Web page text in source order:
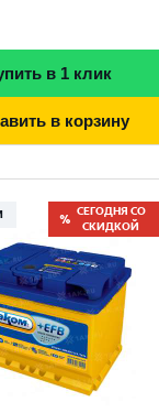
в 1 клик
в корзину
СЕГОДНЯ СО
СКИДКОЙ